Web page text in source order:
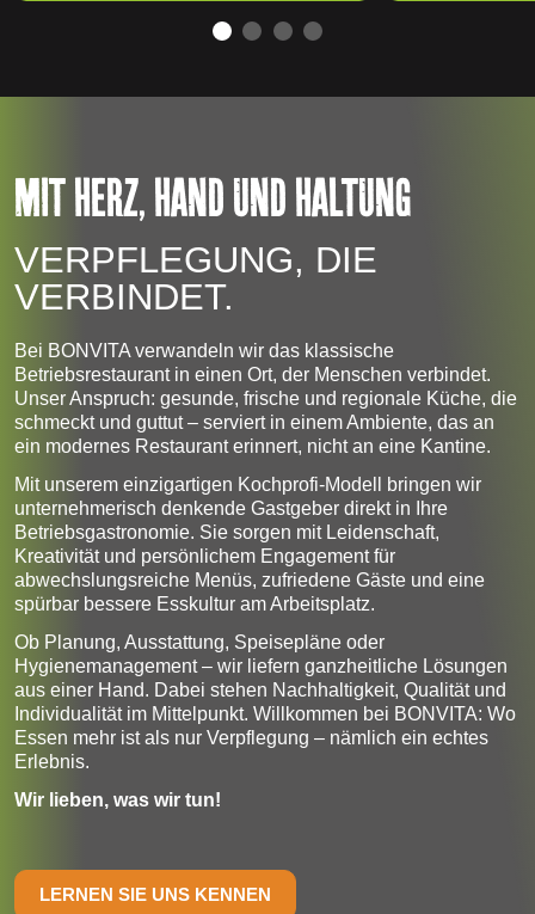
MIT HERZ, HAND UND HALTUNG
VERPFLEGUNG, DIE
VERBINDET.
Bei BONVITA verwandeln wir das klassische
Betriebsrestaurant in einen Ort, der Menschen verbindet.
Unser Anspruch: gesunde, frische und regionale Küche, die
schmeckt und guttut – serviert in einem Ambiente, das an
ein modernes Restaurant erinnert, nicht an eine Kantine.
Mit unserem einzigartigen Kochprofi-Modell bringen wir
unternehmerisch denkende Gastgeber direkt in Ihre
Betriebsgastronomie. Sie sorgen mit Leidenschaft,
Kreativität und persönlichem Engagement für
abwechslungsreiche Menüs, zufriedene Gäste und eine
spürbar bessere Esskultur am Arbeitsplatz.
Ob Planung, Ausstattung, Speisepläne oder
Hygienemanagement – wir liefern ganzheitliche Lösungen
aus einer Hand. Dabei stehen Nachhaltigkeit, Qualität und
Individualität im Mittelpunkt. Willkommen bei BONVITA: Wo
Essen mehr ist als nur Verpflegung – nämlich ein echtes
Erlebnis.
Wir lieben, was wir tun!
LERNEN SIE UNS KENNEN